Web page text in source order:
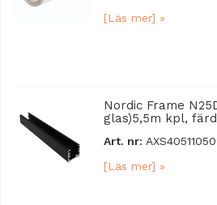
[Läs mer] »
Nordic Frame
glas)5,5m kpl,
Art. nr:
[Läs mer] »